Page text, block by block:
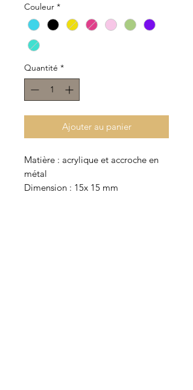
Couleur *
Quantité *
Ajouter au panier
Matière : acrylique et accroche en
métal
Dimension : 15x 15 mm